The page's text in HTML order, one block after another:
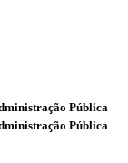
Pública
Pública